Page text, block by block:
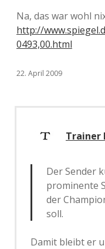
Na, das war wohl
http://
0493,00.html
22. April 2009
Trainer
Der Sender
prominente
der
soll.
Damit bleibt er